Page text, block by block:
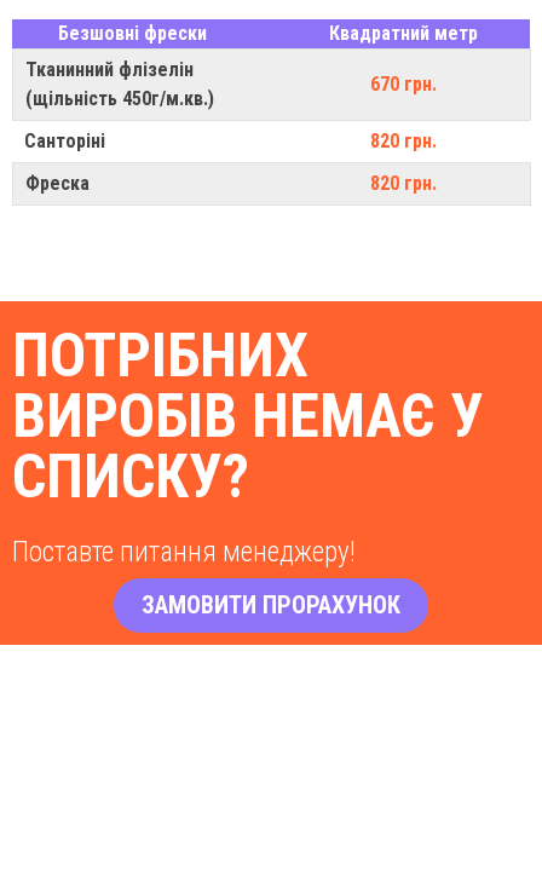
Безшовні фрески
Квадратний метр
Тканинний флізелін
(щільність 450г/м.кв.)
670 грн.
Санторіні
820 грн.
Фреска
820 грн.
ПОТРІБНИХ
ВИРОБІВ НЕМАЄ У
СПИСКУ?
Поставте питання менеджеру!
ЗАМОВИТИ ПРОРАХУНОК